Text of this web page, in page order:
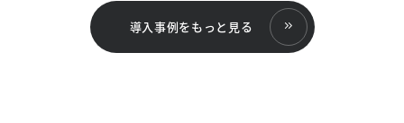
導入事例をもっと見る